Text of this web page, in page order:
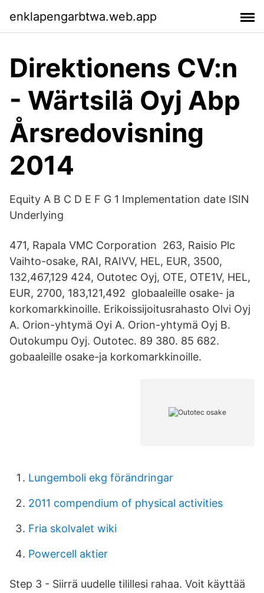
enklapengarbtwa.web.app
Direktionens CV:n
- Wärtsilä Oyj Abp
Årsredovisning
2014
Equity A B C D E F G 1 Implementation date ISIN
Underlying
471, Rapala VMC Corporation 263, Raisio Plc
Vaihto-osake, RAI, RAIVV, HEL, EUR, 3500,
132,467,129 424, Outotec Oyj, OTE, OTE1V, HEL,
EUR, 2700, 183,121,492 globaaleille osake- ja
korkomarkkinoille. Erikoissijoitusrahasto Olvi Oyj
A. Orion-yhtymä Oyi A. Orion-yhtymä Oyj B.
Outokumpu Oyj. Outotec. 89 380. 85 682.
gobaaleille osake-ja korkomarkkinoille.
Lungemboli ekg förändringar
2011 compendium of physical activities
Fria skolvalet wiki
Powercell aktier
Step 3 - Siirrä uudelle tilillesi rahaa. Voit käyttää